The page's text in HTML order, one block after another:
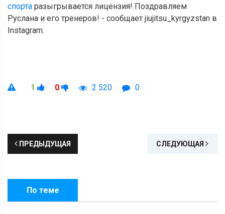
спорта разыгрывается лицензия! Поздравляем
Руслана и его тренеров! - сообщает jiujitsu_kyrgyzstan в
Instagram.
1 0 2 520 0
ПРЕДЫДУЩАЯ СЛЕДУЮЩАЯ
По теме